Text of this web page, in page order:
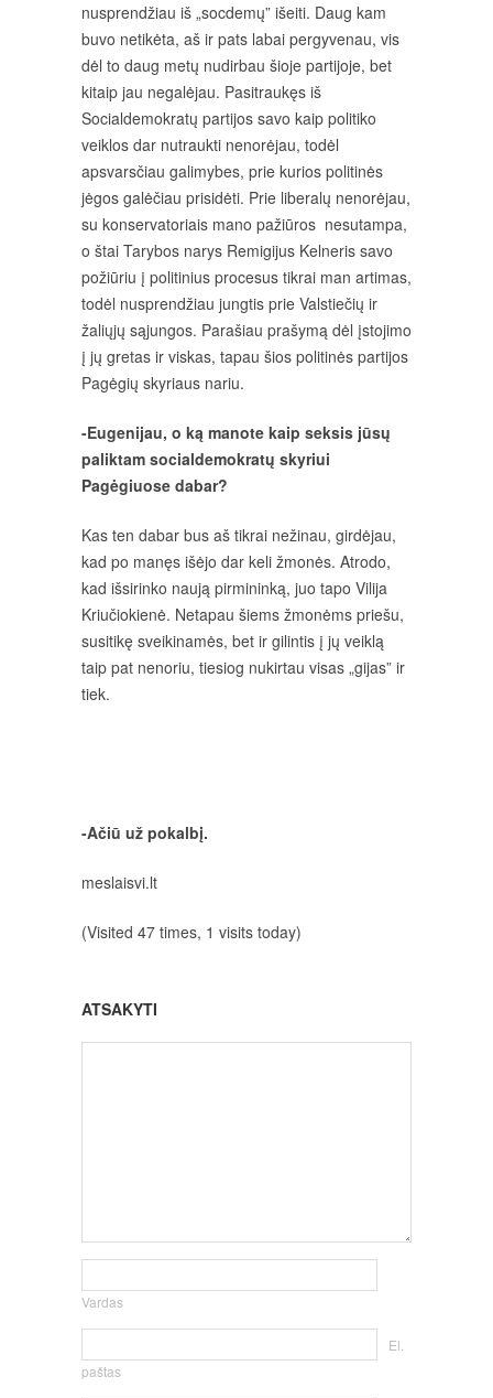
nusprendžiau iš „socdemų” išeiti. Daug kam
buvo netikėta, aš ir pats labai pergyvenau, vis
dėl to daug metų nudirbau šioje partijoje, bet
kitaip jau negalėjau. Pasitraukęs iš
Socialdemokratų partijos savo kaip politiko
veiklos dar nutraukti nenorėjau, todėl
apsvarsčiau galimybes, prie kurios politinės
jėgos galėčiau prisidėti. Prie liberalų nenorėjau,
su konservatoriais mano pažiūros nesutampa,
o štai Tarybos narys Remigijus Kelneris savo
požiūriu į politinius procesus tikrai man artimas,
todėl nusprendžiau jungtis prie Valstiečių ir
žaliųjų sąjungos. Parašiau prašymą dėl įstojimo
į jų gretas ir viskas, tapau šios politinės partijos
Pagėgių skyriaus nariu.
-Eugenijau, o ką manote kaip seksis jūsų
paliktam socialdemokratų skyriui
Pagėgiuose dabar?
Kas ten dabar bus aš tikrai nežinau, girdėjau,
kad po manęs išėjo dar keli žmonės. Atrodo,
kad išsirinko naują pirmininką, juo tapo Vilija
Kriučiokienė. Netapau šiems žmonėms priešu,
susitikę sveikinamės, bet ir gilintis į jų veiklą
taip pat nenoriu, tiesiog nukirtau visas „gijas” ir
tiek.
-Ačiū už pokalbį.
meslaisvi.lt
(Visited 47 times, 1 visits today)
ATSAKYTI
Vardas
El.
paštas